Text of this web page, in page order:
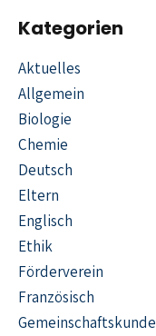
Kategorien
Aktuelles
Allgemein
Biologie
Chemie
Deutsch
Eltern
Englisch
Ethik
Förderverein
Französisch
Gemeinschaftskunde